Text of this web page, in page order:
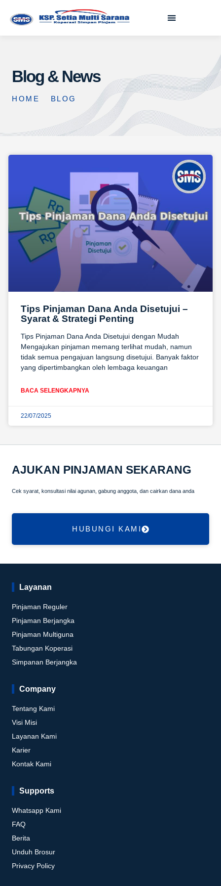
Blog & News
HOME BLOG
Tips Pinjaman Dana Anda Disetujui –
Syarat & Strategi Penting
Tips Pinjaman Dana Anda Disetujui dengan Mudah
Mengajukan pinjaman memang terlihat mudah, namun
tidak semua pengajuan langsung disetujui. Banyak faktor
yang dipertimbangkan oleh lembaga keuangan
BACA SELENGKAPNYA
22/07/2025
AJUKAN PINJAMAN SEKARANG
Cek syarat, konsultasi nilai agunan, gabung anggota, dan cairkan dana anda
HUBUNGI KAMI
Layanan
Pinjaman Reguler
Pinjaman Berjangka
Pinjaman Multiguna
Tabungan Koperasi
Simpanan Berjangka
Company
Tentang Kami
Visi Misi
Layanan Kami
Karier
Kontak Kami
Supports
Whatsapp Kami
FAQ
Berita
Unduh Brosur
Privacy Policy